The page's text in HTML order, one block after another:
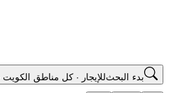
بدء البحثللإيجار ·كل مناطق الكويت